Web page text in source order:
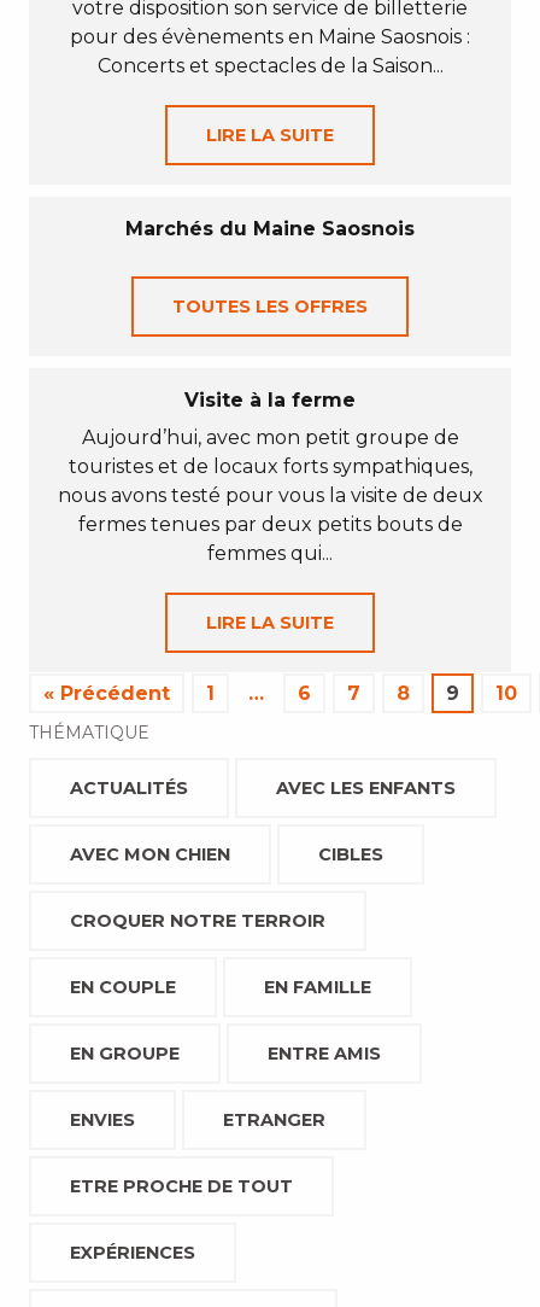
votre disposition son service de billetterie
pour des évènements en Maine Saosnois :
Concerts et spectacles de la Saison...
LIRE LA SUITE
Marchés du Maine Saosnois
TOUTES LES OFFRES
Visite à la ferme
Aujourd’hui, avec mon petit groupe de
touristes et de locaux forts sympathiques,
nous avons testé pour vous la visite de deux
fermes tenues par deux petits bouts de
femmes qui...
LIRE LA SUITE
« Précédent 1 … 6 7 8 9 10
THÉMATIQUE
ACTUALITÉS AVEC LES ENFANTS
AVEC MON CHIEN CIBLES
CROQUER NOTRE TERROIR
EN COUPLE EN FAMILLE
EN GROUPE ENTRE AMIS
ENVIES ETRANGER
ETRE PROCHE DE TOUT
EXPÉRIENCES